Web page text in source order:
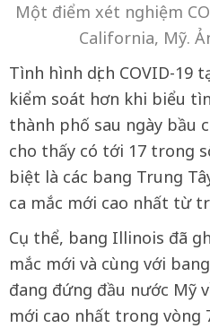
Một điểm xét nghiệm
California, Mỹ.
Tình hình dịch COVID-19
kiểm soát hơn khi biểu
thành phố sau ngày bầu
cho thấy có tới 17 trong
biệt là các bang Trung
ca mắc mới cao nhất từ
Cụ thể, bang Illinois đã
mắc mới và cùng với
đang đứng đầu nước Mỹ
mới cao nhất trong vòng